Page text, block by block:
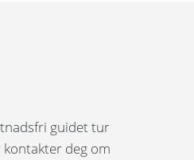
guidet tur
deg om